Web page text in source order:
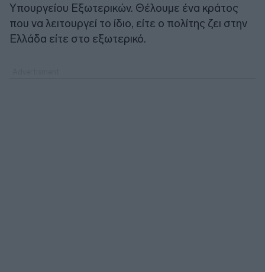
Υπουργείου Εξωτερικών. Θέλουμε ένα κράτος
που να λειτουργεί το ίδιο, είτε ο πολίτης ζει στην
Ελλάδα είτε στο εξωτερικό.